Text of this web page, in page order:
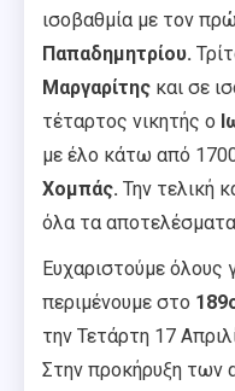
ισοβαθμία με τον
Παπαδημητρίου.
Μαργαρίτης και σε
τέταρτος νικητής ο
με έλο κάτω από
Χομπάς. Την τελική
όλα τα
Ευχαριστούμε όλους
περιμένουμε στο
την Τετάρτη 17
Στην προκήρυξη των